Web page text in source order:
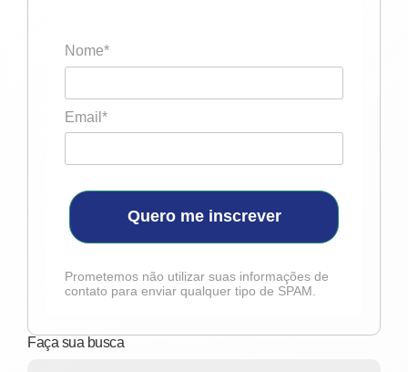
Nome*
Email*
Quero me inscrever
Prometemos não utilizar suas informações de
contato para enviar qualquer tipo de SPAM.
Faça sua busca